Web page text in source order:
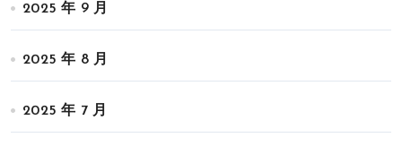
2025 年 9 月
2025 年 8 月
2025 年 7 月